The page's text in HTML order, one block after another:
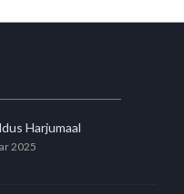
Harjumaal
2025